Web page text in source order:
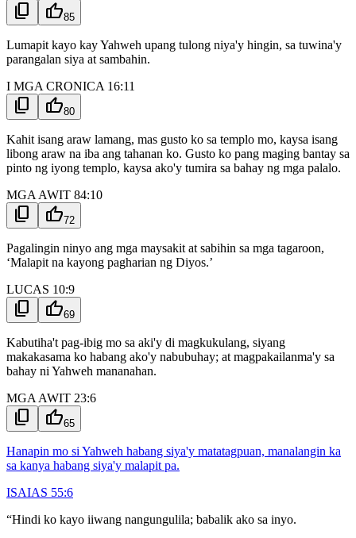
content_copy thumb_up85
Lumapit kayo kay Yahweh upang tulong niya'y hingin, sa tuwina'y
parangalan siya at sambahin.
I MGA CRONICA 16:11
content_copy thumb_up80
Kahit isang araw lamang, mas gusto ko sa templo mo, kaysa isang
libong araw na iba ang tahanan ko. Gusto ko pang maging bantay sa
pinto ng iyong templo, kaysa ako'y tumira sa bahay ng mga palalo.
MGA AWIT 84:10
content_copy thumb_up72
Pagalingin ninyo ang mga maysakit at sabihin sa mga tagaroon,
‘Malapit na kayong pagharian ng Diyos.’
LUCAS 10:9
content_copy thumb_up69
Kabutiha't pag-ibig mo sa aki'y di magkukulang, siyang
makakasama ko habang ako'y nabubuhay; at magpakailanma'y sa
bahay ni Yahweh mananahan.
MGA AWIT 23:6
content_copy thumb_up65
Hanapin mo si Yahweh habang siya'y matatagpuan, manalangin ka
sa kanya habang siya'y malapit pa.
ISAIAS 55:6
“Hindi ko kayo iiwang nangungulila; babalik ako sa inyo.